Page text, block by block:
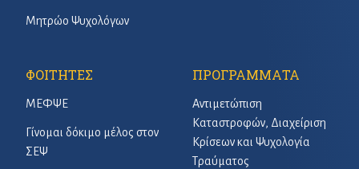
Μητρώο Ψυχολόγων
ΦΟΙΤΗΤΕΣ
ΜΕΦΨΕ
Γίνομαι δόκιμο μέλος στον
ΣΕΨ
ΠΡΟΓΡΑΜΜΑΤΑ
Αντιμετώπιση
Καταστροφών, Διαχείριση
Κρίσεων και Ψυχολογία
Τραύματος